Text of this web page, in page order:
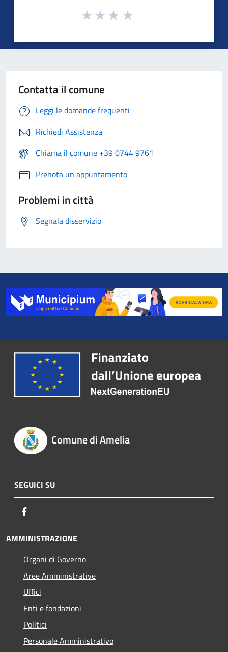
Contatta il comune
Leggi le domande frequenti
Richiedi Assistenza
Chiama il comune +39 0744 9761
Prenota un appuntamento
Problemi in città
Segnala disservizio
Comune di Amelia
SEGUICI SU
AMMINISTRAZIONE
Organi di Governo
Aree Amministrative
Uffici
Enti e fondazioni
Politici
Personale Amministrativo